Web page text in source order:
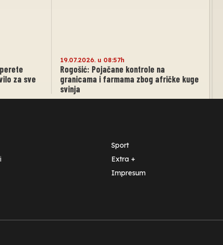
za sve
19.07.2026. u 08:57h
Rogošić: Pojačane kontrole na
granicama i farmama zbog afričke kuge
svinja
Sport
Extra +
Impresum